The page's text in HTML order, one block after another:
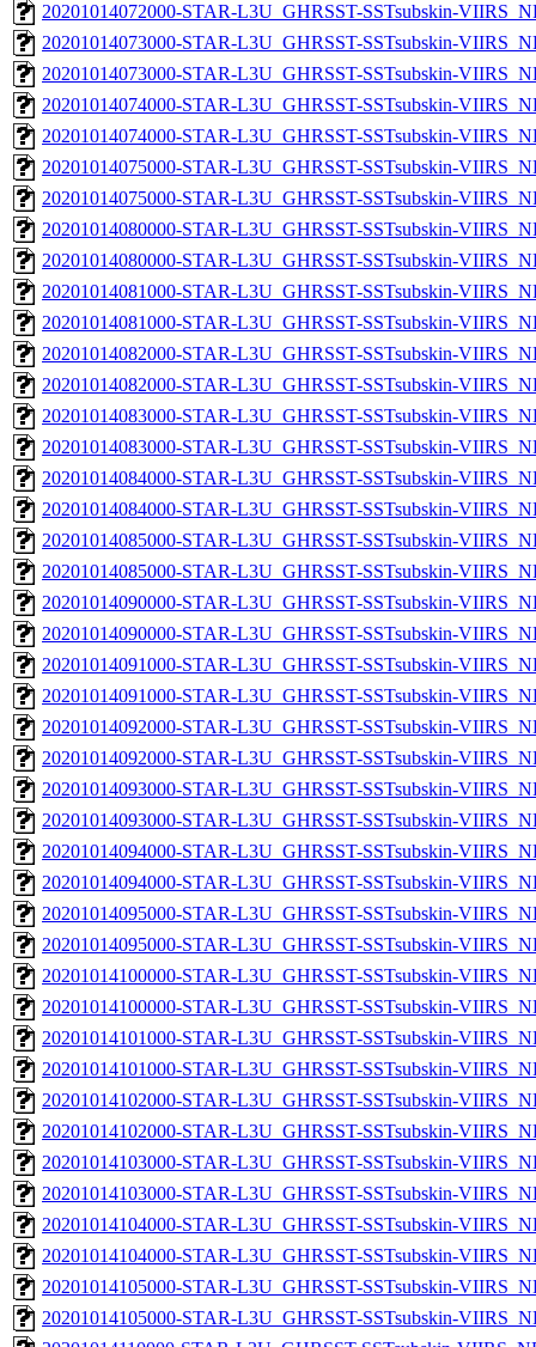
20201014072000-STAR-L3U_GHRSST-SSTsubskin-
20201014073000-STAR-L3U_GHRSST-SSTsubskin-
20201014073000-STAR-L3U_GHRSST-SSTsubskin-
20201014074000-STAR-L3U_GHRSST-SSTsubskin-
20201014074000-STAR-L3U_GHRSST-SSTsubskin-
20201014075000-STAR-L3U_GHRSST-SSTsubskin-
20201014075000-STAR-L3U_GHRSST-SSTsubskin-
20201014080000-STAR-L3U_GHRSST-SSTsubskin-
20201014080000-STAR-L3U_GHRSST-SSTsubskin-
20201014081000-STAR-L3U_GHRSST-SSTsubskin-
20201014081000-STAR-L3U_GHRSST-SSTsubskin-
20201014082000-STAR-L3U_GHRSST-SSTsubskin-
20201014082000-STAR-L3U_GHRSST-SSTsubskin-
20201014083000-STAR-L3U_GHRSST-SSTsubskin-
20201014083000-STAR-L3U_GHRSST-SSTsubskin-
20201014084000-STAR-L3U_GHRSST-SSTsubskin-
20201014084000-STAR-L3U_GHRSST-SSTsubskin-
20201014085000-STAR-L3U_GHRSST-SSTsubskin-
20201014085000-STAR-L3U_GHRSST-SSTsubskin-
20201014090000-STAR-L3U_GHRSST-SSTsubskin-
20201014090000-STAR-L3U_GHRSST-SSTsubskin-
20201014091000-STAR-L3U_GHRSST-SSTsubskin-
20201014091000-STAR-L3U_GHRSST-SSTsubskin-
20201014092000-STAR-L3U_GHRSST-SSTsubskin-
20201014092000-STAR-L3U_GHRSST-SSTsubskin-
20201014093000-STAR-L3U_GHRSST-SSTsubskin-
20201014093000-STAR-L3U_GHRSST-SSTsubskin-
20201014094000-STAR-L3U_GHRSST-SSTsubskin-
20201014094000-STAR-L3U_GHRSST-SSTsubskin-
20201014095000-STAR-L3U_GHRSST-SSTsubskin-
20201014095000-STAR-L3U_GHRSST-SSTsubskin-
20201014100000-STAR-L3U_GHRSST-SSTsubskin-
20201014100000-STAR-L3U_GHRSST-SSTsubskin-
20201014101000-STAR-L3U_GHRSST-SSTsubskin-
20201014101000-STAR-L3U_GHRSST-SSTsubskin-
20201014102000-STAR-L3U_GHRSST-SSTsubskin-
20201014102000-STAR-L3U_GHRSST-SSTsubskin-
20201014103000-STAR-L3U_GHRSST-SSTsubskin-
20201014103000-STAR-L3U_GHRSST-SSTsubskin-
20201014104000-STAR-L3U_GHRSST-SSTsubskin-
20201014104000-STAR-L3U_GHRSST-SSTsubskin-
20201014105000-STAR-L3U_GHRSST-SSTsubskin-
20201014105000-STAR-L3U_GHRSST-SSTsubskin-